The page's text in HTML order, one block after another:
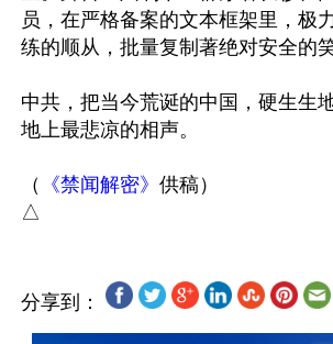
员，在严格备案的文本框架里，极
练的顺从，批量复制著绝对安全的笑
中共，把当今荒诞的中国，硬生生
地上最悲凉的相声。
（ 《禁闻解密》 供稿）
分享到：